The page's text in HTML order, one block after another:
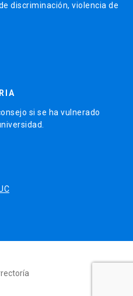
discriminación, violencia de
si se ha vulnerado